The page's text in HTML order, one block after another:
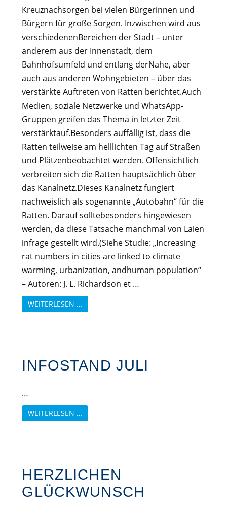
Kreuznachsorgen bei vielen Bürgerinnen und
Bürgern für große Sorgen. Inzwischen wird aus
verschiedenenBereichen der Stadt – unter
anderem aus der Innenstadt, dem
Bahnhofsumfeld und entlang derNahe, aber
auch aus anderen Wohngebieten – über das
verstärkte Auftreten von Ratten berichtet.Auch
Medien, soziale Netzwerke und WhatsApp-
Gruppen greifen das Thema in letzter Zeit
verstärktauf.Besonders auffällig ist, dass die
Ratten teilweise am helllichten Tag auf Straßen
und Plätzenbeobachtet werden. Offensichtlich
verbreiten sich die Ratten hauptsächlich über
das Kanalnetz.Dieses Kanalnetz fungiert
nachweislich als sogenannte „Autobahn“ für die
Ratten. Darauf solltebesonders hingewiesen
werden, da diese Tatsache manchmal von Laien
infrage gestellt wird.(Siehe Studie: „Increasing
rat numbers in cities are linked to climate
warming, urbanization, andhuman population“
– Autoren: J. L. Richardson et …
WEITERLESEN …
INFOSTAND JULI
…
WEITERLESEN …
HERZLICHEN
GLÜCKWUNSCH